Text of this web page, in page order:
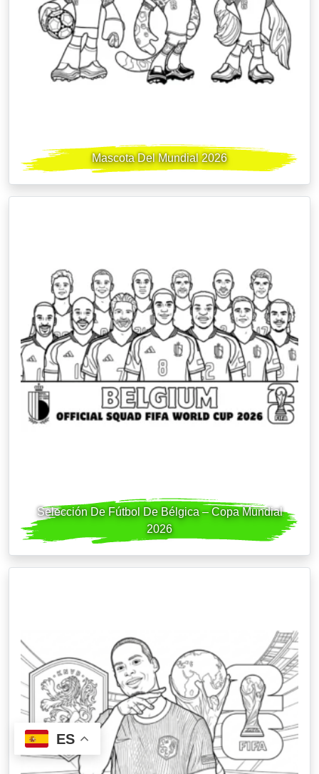
Mascota Del Mundial 2026
Selección De Fútbol De Bélgica – Copa Mundial
2026
ES